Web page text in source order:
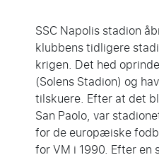
SSC Napolis stadion
klubbens tidligere
krigen. Det hed
(Solens Stadion) og
tilskuere. Efter at det
San Paolo, var
for de europæiske
for VM i 1990. Efter en